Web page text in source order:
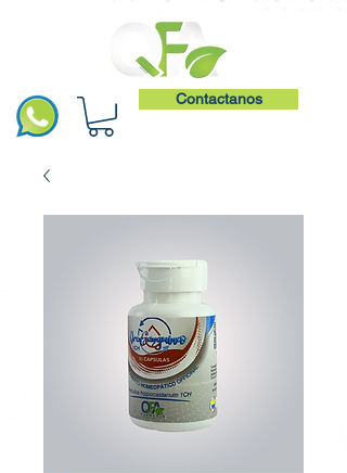
Contactanos